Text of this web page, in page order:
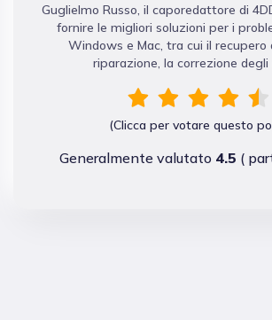
Guglielmo Russo, il caporedattore di
fornire le migliori soluzioni per i
Windows e Mac, tra cui il recupero
riparazione, la correzione degli
(Clicca per votare questo
Generalmente valutato 4.5 (